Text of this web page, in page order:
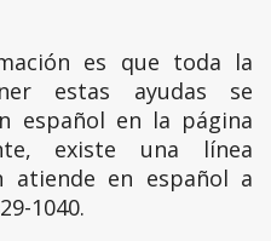
es que toda la
estas ayudas se
español en la página
existe una línea
atiende en español a
1040.